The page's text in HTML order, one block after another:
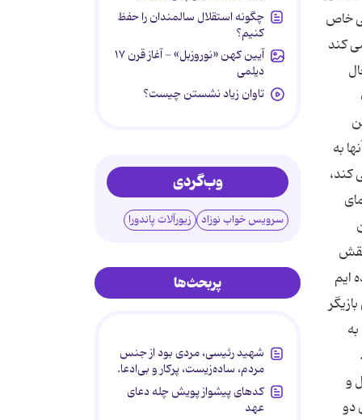
خاص
کند
به
کند،
نقش
ایم
و
دو
چگونه استقلال سالمندان را حفظ
کنیم؟
آیین کهن «نوروزبل» - آغاز قرن ۱۷
دیلمی
تاوان زیاد نشستن چیست؟
وب‌گردی
سرویس خواب نوزاد زیورآلات پاندورا
پربحث‌ها
شهید رئیسی، مردی بود از جنس
مردم، ساده‌زیست، پرکار و بی‌ادعا.
کدهای پیشواز پویش چله دعای
عهد